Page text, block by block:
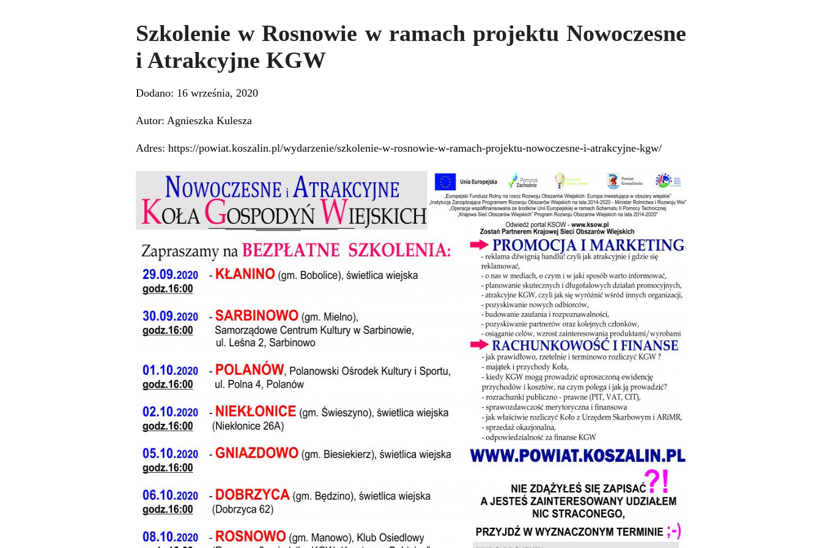
Szkolenie w Rosnowie w ramach projektu Nowoczesne
i Atrakcyjne KGW
Dodano: 16 września, 2020
Autor: Agnieszka Kulesza
Adres: https://powiat.koszalin.pl/wydarzenie/szkolenie-w-rosnowie-w-ramach-projektu-nowoczesne-i-atrakcyjne-kgw/